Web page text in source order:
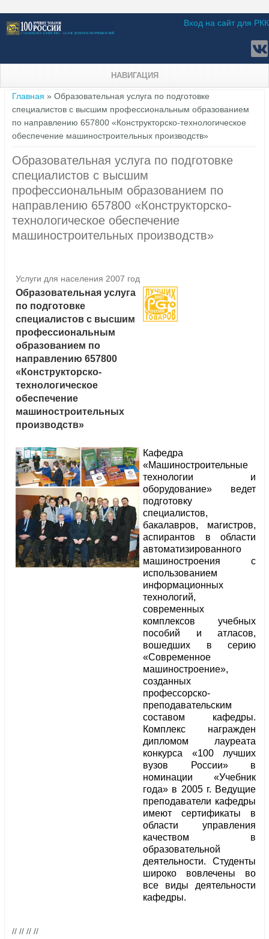
Вход на сайт для РКК
НАВИГАЦИЯ
Вы здесь
Главная » Образовательная услуга по подготовке
специалистов с высшим профессиональным образованием
по направлению 657800 «Конструкторско-технологическое
обеспечение машиностроительных производств»
Образовательная услуга по подготовке
специалистов с высшим
профессиональным образованием по
направлению 657800 «Конструкторско-
технологическое обеспечение
машиностроительных производств»
Услуги для населения 2007 год
Образовательная услуга
по подготовке
специалистов с высшим
профессиональным
образованием по
направлению 657800
«Конструкторско-
технологическое
обеспечение
машиностроительных
производств»
Кафедра
«Машиностроительные
технологии и
оборудование» ведет
подготовку
специалистов,
бакалавров, магистров,
аспирантов в области
автоматизированного
машиностроения с
использованием
информационных
технологий,
современных
комплексов учебных
пособий и атласов,
вошедших в серию
«Современное
машиностроение»,
созданных
профессорско-
преподавательским
составом кафедры.
Комплекс награжден
дипломом лауреата
конкурса «100 лучших
вузов России» в
номинации «Учебник
года» в 2005 г. Ведущие
преподаватели кафедры
имеют сертификаты в
области управления
качеством в
образовательной
деятельности. Студенты
широко вовлечены во
все виды деятельности
кафедры.
// // // //